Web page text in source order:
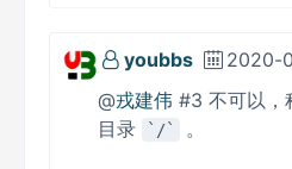
youbbs
2020-
@戎建伟 #3 不可以，
目录
/
。